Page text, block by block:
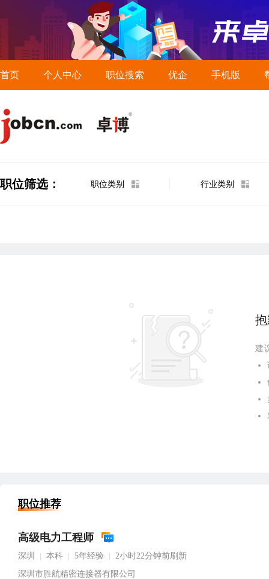
首页 个人中心 职位搜索 优企 手机版
职位筛选： 职位类别 行业类别
建
职位推荐
高级电力工程师
深圳 本科 5年经验
2小时22分钟前刷新
深圳市胜航精密连接器有限公司